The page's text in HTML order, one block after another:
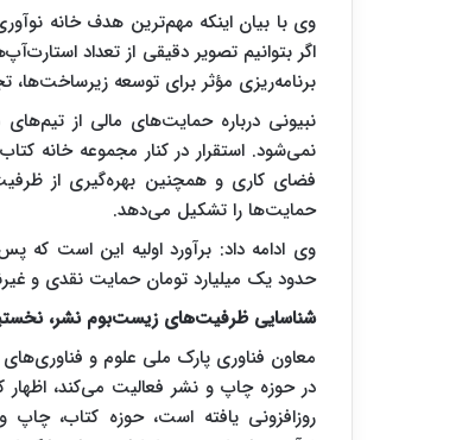
وی با بیان اینکه مهم‌ترین هدف خانه
اگر بتوانیم تصویر دقیقی از تعداد
برنامه‌ریزی مؤثر برای توسعه
نبیونی درباره حمایت‌های مالی از
نمی‌شود. استقرار در کنار مجموعه خانه
فضای کاری و همچنین بهره‌گیری از
حمایت‌ها را تشکیل می‌دهد.
وی ادامه داد: برآورد اولیه این است
حدود یک میلیارد تومان حمایت نقدی و
شناسایی ظرفیت‌های زیست‌بوم نشر،
معاون فناوری پارک ملی علوم و
در حوزه چاپ و نشر فعالیت می‌کند،
روزافزونی یافته است، حوزه کتاب، چاپ